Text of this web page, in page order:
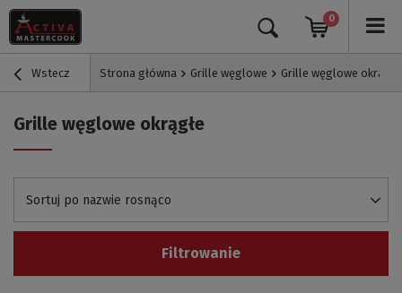
0
Wstecz Strona główna Grille węglowe Grille węglowe okrągłe
Grille węglowe okrągłe
Sortuj po nazwie rosnąco
Filtrowanie